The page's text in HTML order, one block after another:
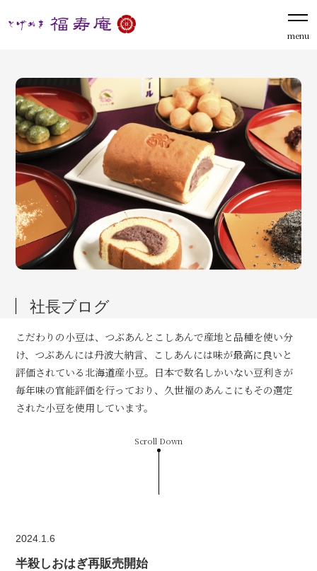
menu
社長ブログ
こだわりの小豆は、つぶあんとこしあんで産地と品種を使い分
け、つぶあんには丹波大納言、こしあんには味が最高に良いと
評価されている北海道産小豆。日本で数名しかいない豆利きが
毎年味の官能評価を行っており、久世福のあんこにもその選定
された小豆を使用しています。
Scroll Down
2024.1.6
半殺しおはぎ再販売開始